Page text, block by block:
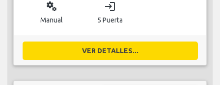
miscellaneous_services
Manual
login
5 Puerta
VER DETALLES...